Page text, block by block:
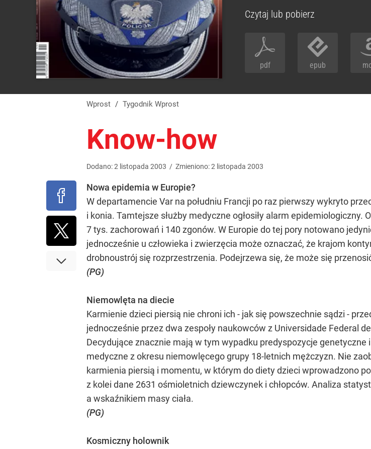
Czytaj lub pobierz
pdf epub
Wprost / Tygodnik Wprost
Know-how
Dodano:2 listopada 2003 / Zmieniono:2 listopada 2003
Nowa epidemia w Europie?
W departamencie Var na południu Francji po raz pierwszy wykryto
i konia. Tamtejsze służby medyczne ogłosiły alarm
7 tys. zachorowań i 140 zgonów. W Europie do tej pory notowano
jednocześnie u człowieka i zwierzęcia może oznaczać, że krajom
drobnoustrój się rozprzestrzenia. Podejrzewa się, że może się
(PG)
Niemowlęta na diecie
Karmienie dzieci piersią nie chroni ich - jak się powszechnie sądzi -
jednocześnie przez dwa zespoły naukowców z Universidade Federal
Decydujące znacznie mają w tym wypadku predyspozycje
medyczne z okresu niemowlęcego grupy 18-letnich mężczyzn. Nie
karmienia piersią i momentu, w którym do diety dzieci wprowadzono
z kolei dane 2631 ośmioletnich dziewczynek i chłopców. Analiza
a wskaźnikiem masy ciała.
(PG)
Kosmiczny holownik